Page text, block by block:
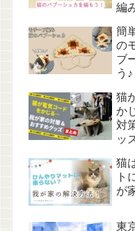
編
簡
の
ブ
う
猫
か
対
ッ
猫
ト
が
東